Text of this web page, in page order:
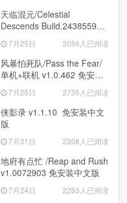
天临混元/Celestial
Descends Build.24385591
7月25日 3056人已阅读
风暴怕死队/Pass the Fear/
单机+联机 v1.0.462 免安装
7月25日 2735人已阅读
侠影录 v1.1.10 免安装中文
版
7月31日 2308人已阅读
地府有点忙 /Reap and Rush
v1.0072903 免安装中文版
7月24日 2263人已阅读